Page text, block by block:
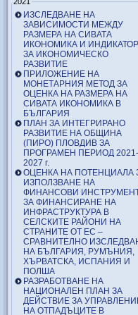
ИЗСЛЕДВАНЕ НА
ЗАВИСИМОСТИ МЕЖДУ
РАЗМЕРА НА СИВАТА
ИКОНОМИКА И
ЗА ИКОНОМИЧЕСКО
РАЗВИТИЕ
ПРИЛОЖЕНИЕ НА
МОНЕТАРНИЯ МЕТОД ЗА
ОЦЕНКА НА РАЗМЕРА НА
СИВАТА ИКОНОМИКА В
БЪЛГАРИЯ
ПЛАН ЗА ИНТЕГРИРАНО
РАЗВИТИЕ НА ОБЩИНА
(ПИРО) ПЛОВДИВ ЗА
ПРОГРАМЕН ПЕРИОД 2021-
2027 г.
ОЦЕНКА НА ПОТЕНЦИАЛА
ИЗПОЛЗВАНЕ НА
ФИНАНСОВИ
ЗА ФИНАНСИРАНЕ НА
ИНФРАСТРУКТУРА В
СЕЛСКИТЕ РАЙОНИ НА
СТРАНИТЕ ОТ ЕС –
СРАВНИТЕЛНО
НА БЪЛГАРИЯ, РУМЪНИЯ,
ХЪРВАТСКА, ИСПАНИЯ И
ПОЛША
РАЗРАБОТВАНЕ НА
НАЦИОНАЛЕН ПЛАН ЗА
ДЕЙСТВИЕ ЗА
НА ОТПАДЪЦИТЕ В